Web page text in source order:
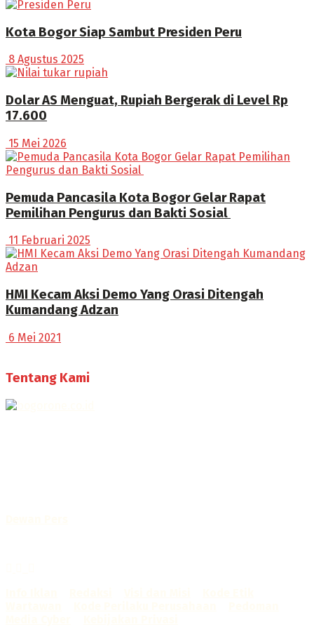
Kota Bogor Siap Sambut Presiden Peru
8 Agustus 2025
Dolar AS Menguat, Rupiah Bergerak di Level Rp
17.600
15 Mei 2026
Pemuda Pancasila Kota Bogor Gelar Rapat
Pemilihan Pengurus dan Bakti Sosial
11 Februari 2025
HMI Kecam Aksi Demo Yang Orasi Ditengah
Kumandang Adzan
6 Mei 2021
Tentang Kami